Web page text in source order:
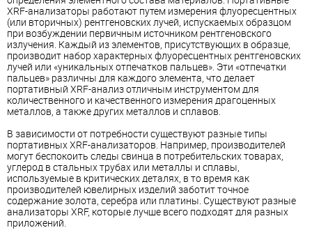
XRF-анализаторы работают путем измерения флуоресцентных
(или вторичных) рентгеновских лучей, испускаемых образцом
при возбуждении первичным источником рентгеновского
излучения. Каждый из элементов, присутствующих в образце,
производит набор характерных флуоресцентных рентгеновских
лучей или «уникальных отпечатков пальцев». Эти «отпечатки
пальцев» различны для каждого элемента, что делает
портативный XRF-анализ отличным инструментом для
количественного и качественного измерения драгоценных
металлов, а также других металлов и сплавов.
В зависимости от потребности существуют разные типы
портативных XRF-анализаторов. Например, производителей
могут беспокоить следы свинца в потребительских товарах,
углерод в стальных трубах или металлы и сплавы,
используемые в критических деталях, в то время как
производителей ювелирных изделий заботит точное
содержание золота, серебра или платины. Существуют разные
анализаторы XRF, которые лучше всего подходят для разных
приложений.